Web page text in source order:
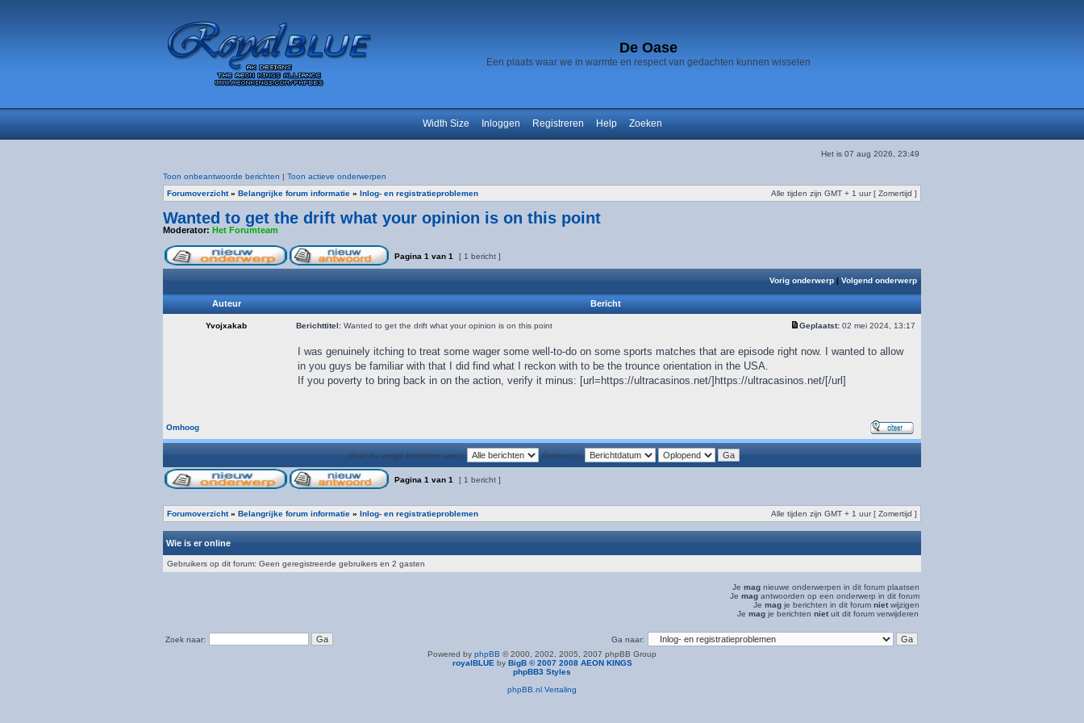
De Oase
Een plaats waar we in warmte en respect van gedachten kunnen wisselen
Width Size Inloggen Registreren Help Zoeken
Het is 07 aug 2026, 23:49
Toon onbeantwoorde berichten | Toon actieve onderwerpen
Forumoverzicht» Belangrijke forum informatie» Inlog- en registratieproblemen Alle tijden zijn GMT + 1 uur [ Zomertijd ]
Wanted to get the drift what your opinion is on this point
Moderator: Het Forumteam
Pagina 1 van 1 [ 1 bericht ]
Vorig onderwerp| Volgend onderwerp
Auteur Bericht
Yvojxakab Berichttitel:Wanted to get the drift what your opinion is on this point Geplaatst:02 mei 2024, 13:17
I was genuinely itching to treat some wager some well-to-do on some sports matches that are episode right now. I wanted to allow
in you guys be familiar with that I did find what I reckon with to be the trounce orientation in the USA.
If you poverty to bring back in on the action, verify it minus: [url=https://ultracasinos.net/]https://ultracasinos.net/[/url]
Omhoog
Geef de vorige berichten weer: Sorteer op
Pagina 1 van 1 [ 1 bericht ]
Forumoverzicht» Belangrijke forum informatie» Inlog- en registratieproblemen Alle tijden zijn GMT + 1 uur [ Zomertijd ]
Wie is er online
Gebruikers op dit forum: Geen geregistreerde gebruikers en 2 gasten
Je magnieuwe onderwerpen in dit forum plaatsen
Je magantwoorden op een onderwerp in dit forum
Je magje berichten in dit forum nietwijzigen
Je magje berichten nietuit dit forum verwijderen
Zoek naar:
Ga naar:
Powered by phpBB © 2000, 2002, 2005, 2007 phpBB Group
royalBLUE by BigB © 2007 2008 AEON KINGS
phpBB3 Styles
phpBB.nl Vertaling